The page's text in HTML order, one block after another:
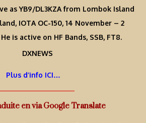
as YB9/DL3KZA from Lombok Island
IOTA OC-150, 14 November – 2
is active on HF Bands, SSB, FT8.
Plus d’info ICI…
en via Google Translate